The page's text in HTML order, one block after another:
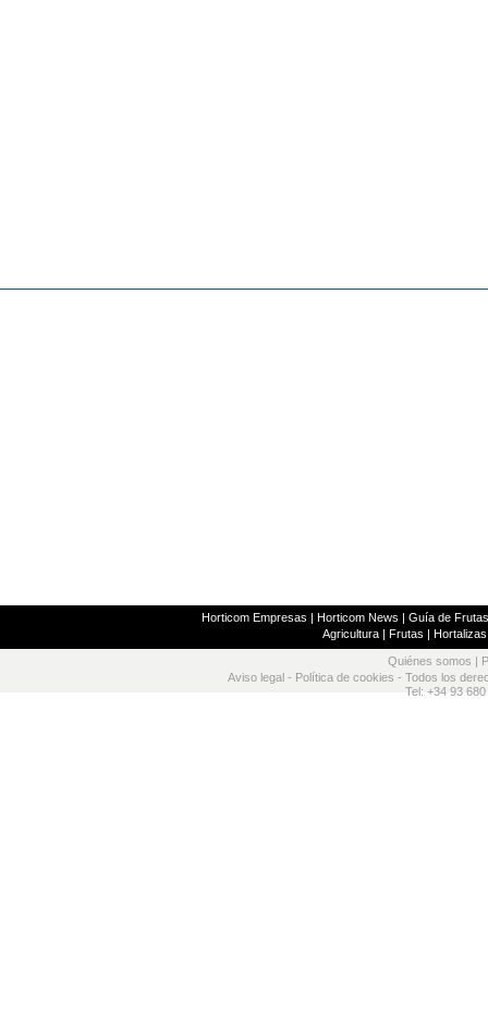
Horticom Empresas | Horticom News | Guía de
Agricultura| Frutas | Hortalizas
Quiénes somos
Aviso legal - Política de cookies - Todos los
Tel: +34 93